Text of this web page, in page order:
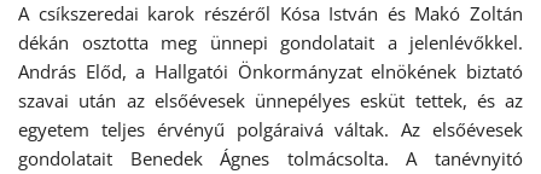
A csíkszeredai karok részéről Kósa István és Makó Zoltán
dékán osztotta meg ünnepi gondolatait a jelenlévőkkel.
András Előd, a Hallgatói Önkormányzat elnökének biztató
szavai után az elsőévesek ünnepélyes esküt tettek, és az
egyetem teljes érvényű polgáraivá váltak. Az elsőévesek
gondolatait Benedek Ágnes tolmácsolta. A tanévnyitó